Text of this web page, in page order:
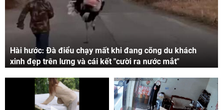
Hài hước: Đà điểu chạy mất khi đang cõng du khách
xinh đẹp trên lưng và cái kết "cười ra nước mắt"